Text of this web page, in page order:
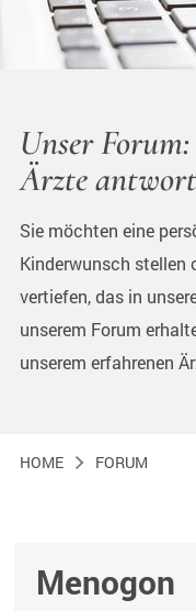
Unser
Ärzte
Sie möchten eine
Kinderwunsch stellen
vertiefen, das in
unserem Forum
unserem erfahrenen
HOME FORUM
Menogon